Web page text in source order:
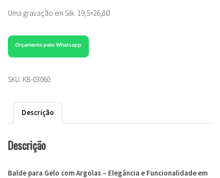
Uma gravação em Silk. 19,5×26,8Ø
Orçamento pelo Whatsapp
SKU: KB-03060
Descrição
Descrição
Balde para Gelo com Argolas – Elegância e Funcionalidade em